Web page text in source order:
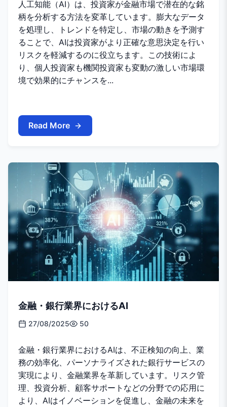
人工知能（AI）は、投資家が金融市場で潜在的な銘
柄を分析する方法を変革しています。膨大なデータ
を処理し、トレンドを特定し、市場の動きを予測す
ることで、AIは投資家がより正確な意思決定を行い
リスクを軽減するのに役立ちます。この技術によ
り、個人投資家も機関投資家も変動の激しい市場環
境で効果的にチャンスを...
Read More
金融・銀行業界におけるAI
27/08/2025 50
金融・銀行業界におけるAIは、不正検知の向上、業
務の効率化、パーソナライズされた銀行サービスの
実現により、金融業界を革新しています。リスク管
理、投資分析、顧客サポートなどの分野での応用に
より、AIはイノベーションを促進し、金融の未来を